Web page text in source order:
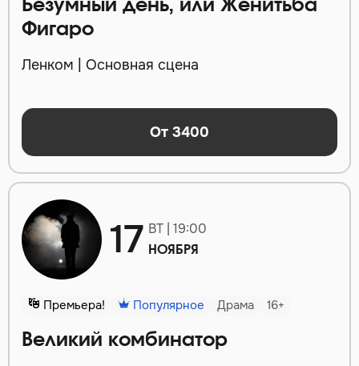
Безумный день, или Женитьба
Фигаро
Ленком | Основная сцена
От 3400
17 ВТ | 19:00
НОЯБРЯ
Премьера! Популярное Драма 16+
Великий комбинатор